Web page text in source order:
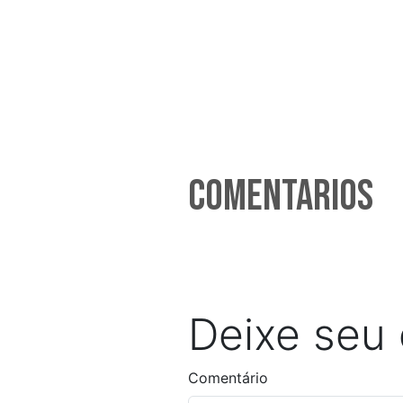
Comentarios
Deixe
Comentário